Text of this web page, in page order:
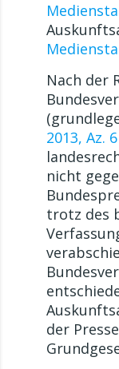
Nach der
2013, Az.
nicht
trotz des
der